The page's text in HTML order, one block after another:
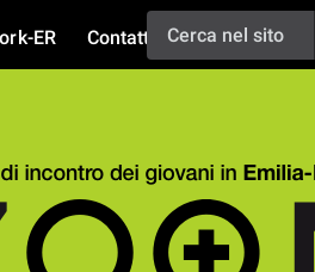
ER Contatti